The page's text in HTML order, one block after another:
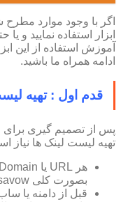
اگر با وجود موارد مطرح
ابزار استفاده نمایید و
آموزش استفاده از این
ادامه همراه ما باشید.
قدم اول : تهیه
تهیه لیست لینک ها نیاز
بصورت کلی Disavow کرد.